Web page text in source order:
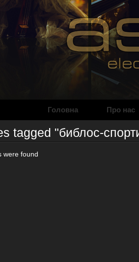
Головна Про нас
tagged "библос-
were found